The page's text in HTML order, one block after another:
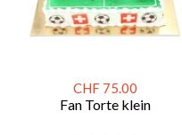
CHF 75.00
Fan Torte klein